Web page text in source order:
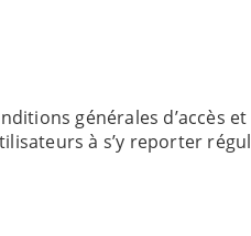
générales d’accès
à s’y reporter